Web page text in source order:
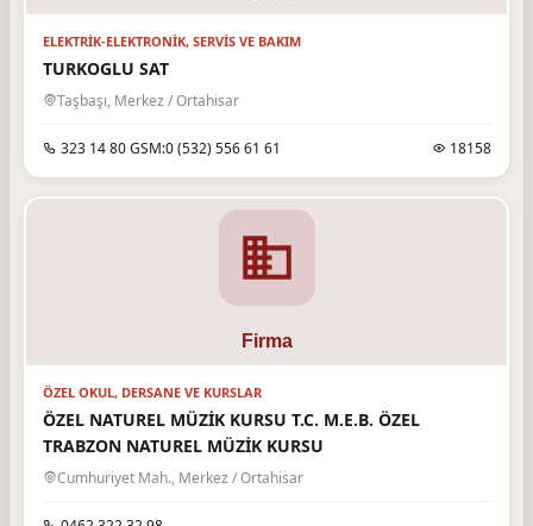
ELEKTRIK-ELEKTRONIK, SERVIS VE BAKIM
TURKOGLU SAT
Taşbaşı, Merkez / Ortahisar
323 14 80 GSM:0 (532) 556 61 61 18158
ÖZEL OKUL, DERSANE VE KURSLAR
ÖZEL NATUREL MÜZİK KURSU T.C. M.E.B. ÖZEL
TRABZON NATUREL MÜZİK KURSU
Cumhuriyet Mah., Merkez / Ortahisar